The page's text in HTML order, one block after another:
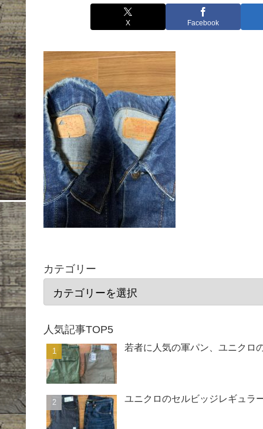
X Facebook
カテゴリー
人気記事TOP5
若者に人気の軍パン、ユニクロ
ユニクロのセルビッジレギュラ